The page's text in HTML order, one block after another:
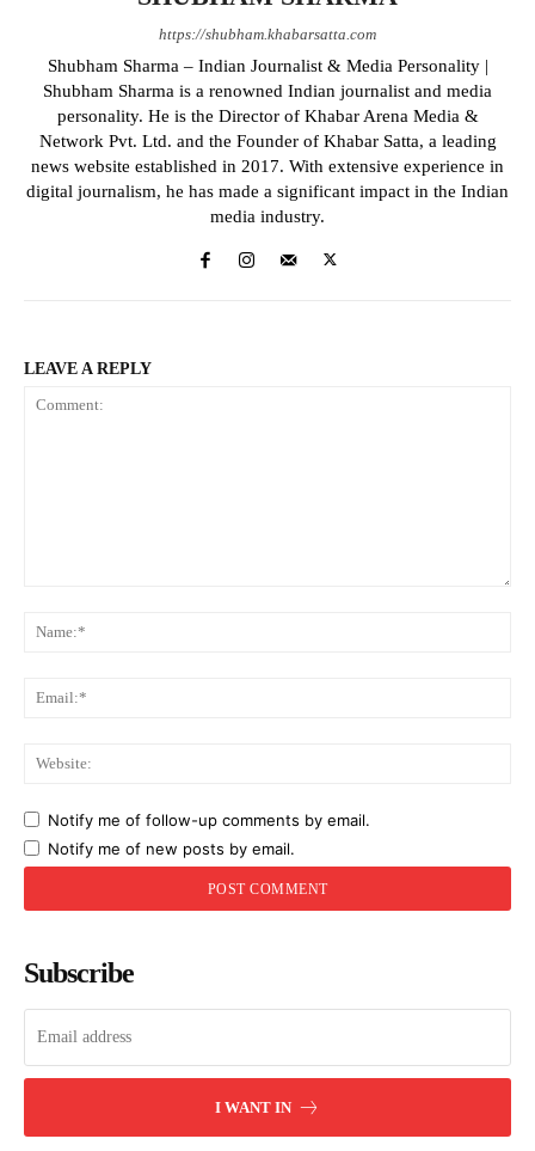
https://shubham.khabarsatta.com
Shubham Sharma – Indian Journalist & Media Personality |
Shubham Sharma is a renowned Indian journalist and media
personality. He is the Director of Khabar Arena Media &
Network Pvt. Ltd. and the Founder of Khabar Satta, a leading
news website established in 2017. With extensive experience in
digital journalism, he has made a significant impact in the Indian
media industry.
LEAVE A REPLY
Notify me of follow-up comments by email.
Notify me of new posts by email.
Subscribe
I WANT IN